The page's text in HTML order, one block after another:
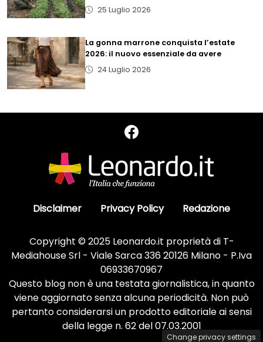
25 Luglio 2026
La gonna marrone conquista l’estate
2026: il nuovo essenziale da avere
24 Luglio 2026
Disclaimer Privacy Policy Redazione
Copyright © 2025 Leonardo.it proprietà di T-
Mediahouse Srl - Viale Sarca 336 20126 Milano - P.Iva
06933670967
Questo blog non è una testata giornalistica, in quanto
viene aggiornato senza alcuna periodicità. Non può
pertanto considerarsi un prodotto editoriale ai sensi
della legge n. 62 del 07.03.2001
Change privacy settings